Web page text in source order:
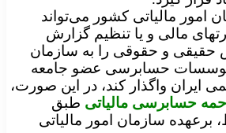
امور مالیاتی کشور می‌تواند
مالی و یا تنظیم گزارش
حقیقی و حقوقی را به سازمان
حسابرسی عضو جامعه
ایران واگذار کند، در این صورت،
حسابرسی مالیاتی طبق
برعهده سازمان امور مالیاتی